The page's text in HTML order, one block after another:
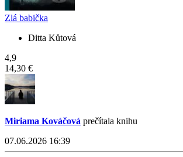
Zlá babička
Ditta Kůtová
4,9
14,30 €
Miriama Kováčová prečítala knihu
07.06.2026 16:39